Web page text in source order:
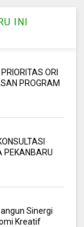
INI
ORI
PROGRAM
PEKANBARU
Sinergi
Kreatif